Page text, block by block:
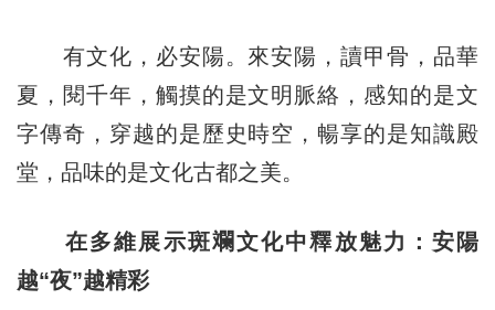
有文化，必安陽。來安陽，讀甲骨，品華
夏，閱千年，觸摸的是文明脈絡，感知的是文
字傳奇，穿越的是歷史時空，暢享的是知識殿
堂，品味的是文化古都之美。
在多維展示斑斕文化中釋放魅力：安陽
越“夜”越精彩